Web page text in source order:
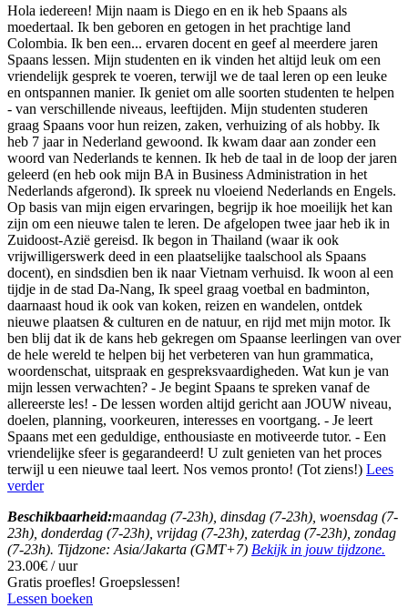
Hola iedereen! Mijn naam is Diego en en ik heb Spaans als
moedertaal. Ik ben geboren en getogen in het prachtige land
Colombia. Ik ben een... ervaren docent en geef al meerdere jaren
Spaans lessen. Mijn studenten en ik vinden het altijd leuk om een ​​
vriendelijk gesprek te voeren, terwijl we de taal leren op een leuke
en ontspannen manier. Ik geniet om alle soorten studenten te helpen
- van verschillende niveaus, leeftijden. Mijn studenten studeren
graag Spaans voor hun reizen, zaken, verhuizing of als hobby. Ik
heb 7 jaar in Nederland gewoond. Ik kwam daar aan zonder een
woord van Nederlands te kennen. Ik heb de taal in de loop der jaren
geleerd (en heb ook mijn BA in Business Administration in het
Nederlands afgerond). Ik spreek nu vloeiend Nederlands en Engels.
Op basis van mijn eigen ervaringen, begrijp ik hoe moeilijk het kan
zijn om een ​​nieuwe talen te leren. De afgelopen twee jaar heb ik in
Zuidoost-Azië gereisd. Ik begon in Thailand (waar ik ook
vrijwilligerswerk deed in een plaatselijke taalschool als Spaans
docent), en sindsdien ben ik naar Vietnam verhuisd. Ik woon al een
tijdje in de stad Da-Nang, Ik speel graag voetbal en badminton,
daarnaast houd ik ook van koken, reizen en wandelen, ontdek
nieuwe plaatsen & culturen en de natuur, en rijd met mijn motor. Ik
ben blij dat ik de kans heb gekregen om Spaanse leerlingen van over
de hele wereld te helpen bij het verbeteren van hun grammatica,
woordenschat, uitspraak en gespreksvaardigheden. Wat kun je van
mijn lessen verwachten? - Je begint Spaans te spreken vanaf de
allereerste les! - De lessen worden altijd gericht aan JOUW niveau,
doelen, planning, voorkeuren, interesses en voortgang. - Je leert
Spaans met een geduldige, enthousiaste en motiveerde tutor. - Een
vriendelijke sfeer is gegarandeerd! U zult genieten van het proces
terwijl u een nieuwe taal leert. Nos vemos pronto! (Tot ziens!) Lees
verder
Beschikbaarheid:maandag (7-23h), dinsdag (7-23h), woensdag (7-
23h), donderdag (7-23h), vrijdag (7-23h), zaterdag (7-23h), zondag
(7-23h). Tijdzone: Asia/Jakarta (GMT+7) Bekijk in jouw tijdzone.
23.00€ / uur
Gratis proefles! Groepslessen!
Lessen boeken